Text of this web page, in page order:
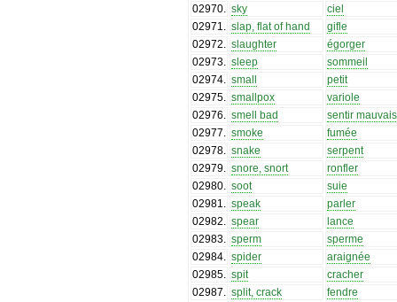
02970
sky
ciel
02971
slap, flat of hand
gifle
02972
slaughter
égorger
02973
sleep
sommeil
02974
small
petit
02975
smallpox
variole
02976
smell bad
sentir
02977
smoke
fumée
02978
snake
serpent
02979
snore, snort
ronfler
02980
soot
suie
02981
speak
parler
02982
spear
lance
02983
sperm
sperme
02984
spider
araignée
02985
spit
cracher
02987
split, crack
fendre